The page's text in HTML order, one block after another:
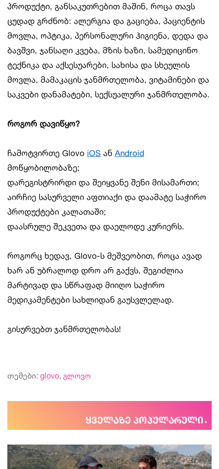
პროდუქტი, განსაკუთრებით მაშინ, როცა თავს
ცუდად გრძნობ: ალერგია და გაციება, პაციენტის
მოვლა, ოპტიკა, პერსონალური ჰიგიენა, დედა და
ბავშვი, ჯანსაღი კვება, მზის ხაზი, სამედიცინო
ტექნიკა და აქსესუარები, სახისა და სხეულის
მოვლა, მამაკაცის ჯანმრთელობა, ვიტამინები და
საკვები დანამატები, სექსუალური ჯანმრთელობა.
როგორ დავიწყო?
ჩამოტვირთე Glovo iOS ან Android
მოწყობილობაზე;
დარეგისტრირდი და შეიყვანე შენი მისამართი;
აირჩიე სასურველი აფთიაქი და დაამატე საჭირო
პროდუქტები კალათაში;
დაასრულე შეკვეთა და დაელოდე კურიერს.
როგორც ხედავ, Glovo-ს მეშვეობით, როცა ავად
ხარ ან უბრალოდ დრო არ გაქვს, შეგიძლია
მარტივად და სწრაფად მიიღო საჭირო
მედიკამენტები სახლიდან გაუსვლელად.
გისურვებთ ჯანმრთელობას!
თემები: glovo, გლოვო
ყველაზე პოპულარული